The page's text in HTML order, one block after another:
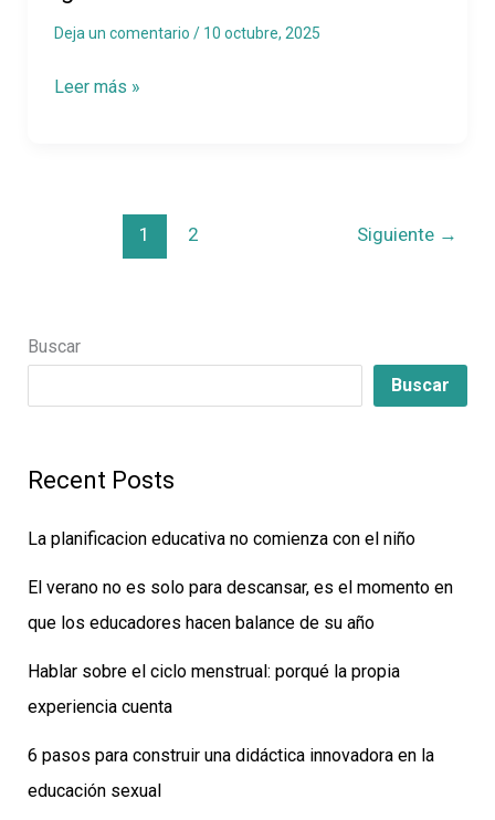
Deja un comentario / 10 octubre, 2025
los
puntos
debemos
Leer más »
1 2 Siguiente →
Buscar
Buscar
Recent Posts
La planificacion educativa no comienza con el niño
El verano no es solo para descansar, es el momento en
que los educadores hacen balance de su año
Hablar sobre el ciclo menstrual: porqué la propia
experiencia cuenta
6 pasos para construir una didáctica innovadora en la
educación sexual